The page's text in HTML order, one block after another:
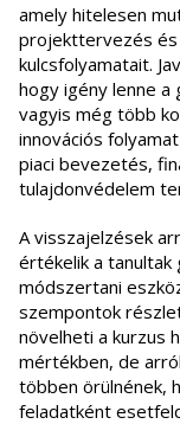
amely hitelesen
projekttervezés
kulcsfolyamatait.
hogy igény lenne
vagyis még több
innovációs
piaci bevezetés,
tulajdonvédelem
A visszajelzések
értékelik a tanultak
módszertani
szempontok
növelheti a kurzus
mértékben, de
többen örülnének,
feladatként